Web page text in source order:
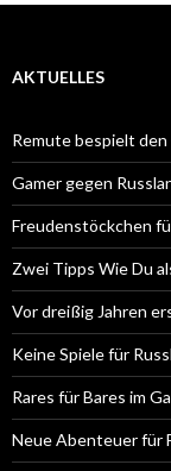
AKTUELLES
Remute bespielt den
Gamer gegen
Freudenstöckchen
Zwei Tipps Wie Du
Vor dreißig Jahren
Keine Spiele für
Rares für Bares im
Neue Abenteuer für